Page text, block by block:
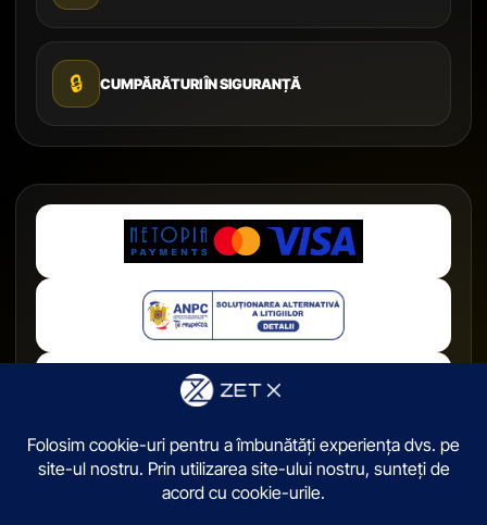
🔒 CUMPĂRĂTURI ÎN SIGURANȚĂ